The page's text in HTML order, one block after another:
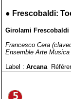
● Frescobaldi:
Girolami Frescobaldi
Francesco Cera
Ensemble Arte Musica
Label : Arcana